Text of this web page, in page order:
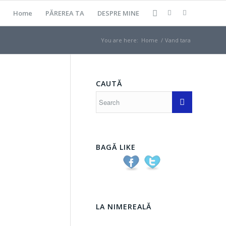
Home PĂREREA TA DESPRE MINE
You are here: Home / Vand tara
CAUTĂ
BAGĂ LIKE
LA NIMEREALĂ